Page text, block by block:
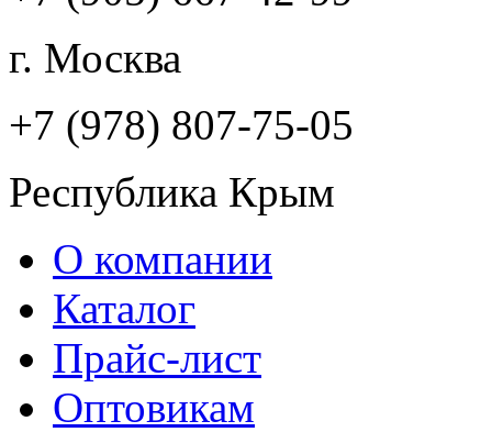
г. Москва
+7 (978) 807-75-05
Республика Крым
О компании
Каталог
Прайс-лист
Оптовикам